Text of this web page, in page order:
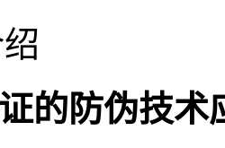
的防伪技术